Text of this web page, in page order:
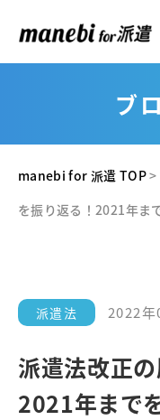
ブ
manebi for 派遣 TOP>
を振り返る！2021年ま
派遣法 2022年
派遣法改正
2021年まで